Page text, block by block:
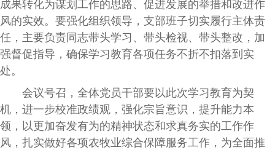
成果转化为谋划工作的思路、促进发展的举措和改进作
风的实效。要强化组织领导，支部班子切实履行主体责
任，主要负责同志带头学习、带头检视、带头整改，加
强督促指导，确保学习教育各项任务不折不扣落到实
处。
会议号召，全体党员干部要以此次学习教育为契
机，进一步校准政绩观，强化宗旨意识，提升能力本
领，以更加奋发有为的精神状态和求真务实的工作作
风，扎实做好各项农牧业综合保障服务工作，为全面推